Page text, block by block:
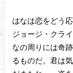
はなは恋をどう
ジョージ・クラ
なの周りには奇
るものだ。君は